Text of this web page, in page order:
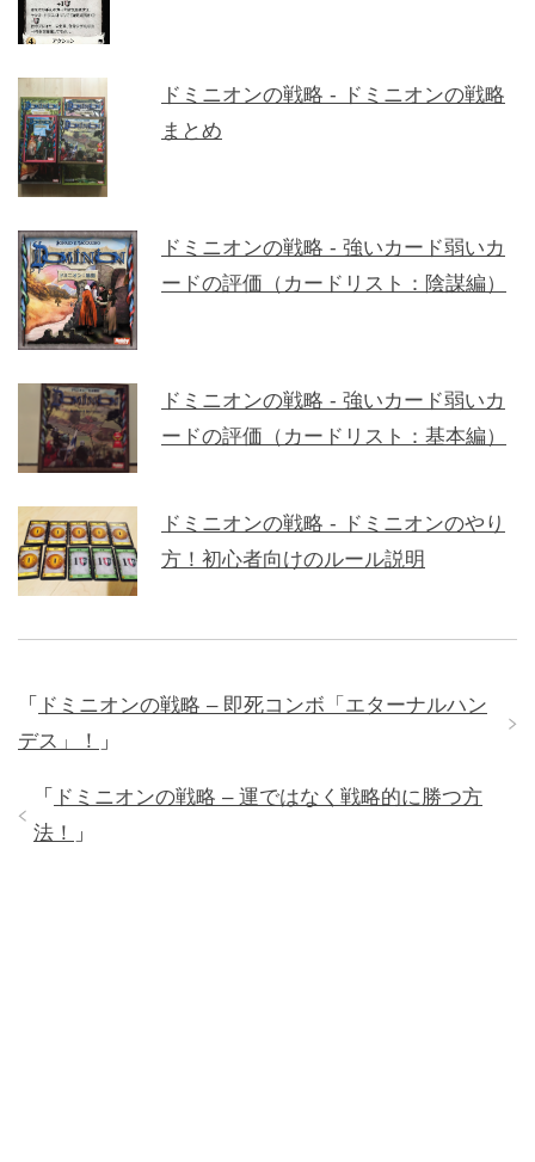
ドミニオンの戦略 - ドミニオンの戦略
まとめ
ドミニオンの戦略 - 強いカード弱いカ
ードの評価（カードリスト：陰謀編）
ドミニオンの戦略 - 強いカード弱いカ
ードの評価（カードリスト：基本編）
ドミニオンの戦略 - ドミニオンのやり
方！初心者向けのルール説明
「
ドミニオンの戦略 – 即死コンボ「エターナルハン
デス」！
」
「
ドミニオンの戦略 – 運ではなく戦略的に勝つ方
法！
」